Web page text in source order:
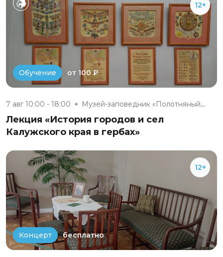
12+
Обучение от 100 ₽
7 авг 10:00 - 18:00 Музей-заповедник «Полотняный З...
Лекция «История городов и сел
Калужского края в гербах»
12+
Концерт бесплатно